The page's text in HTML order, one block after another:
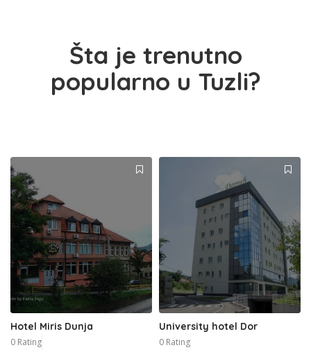
Šta je trenutno
popularno u Tuzli?
Hotel Miris Dunja
0 Rating
University hotel Dor
0 Rating